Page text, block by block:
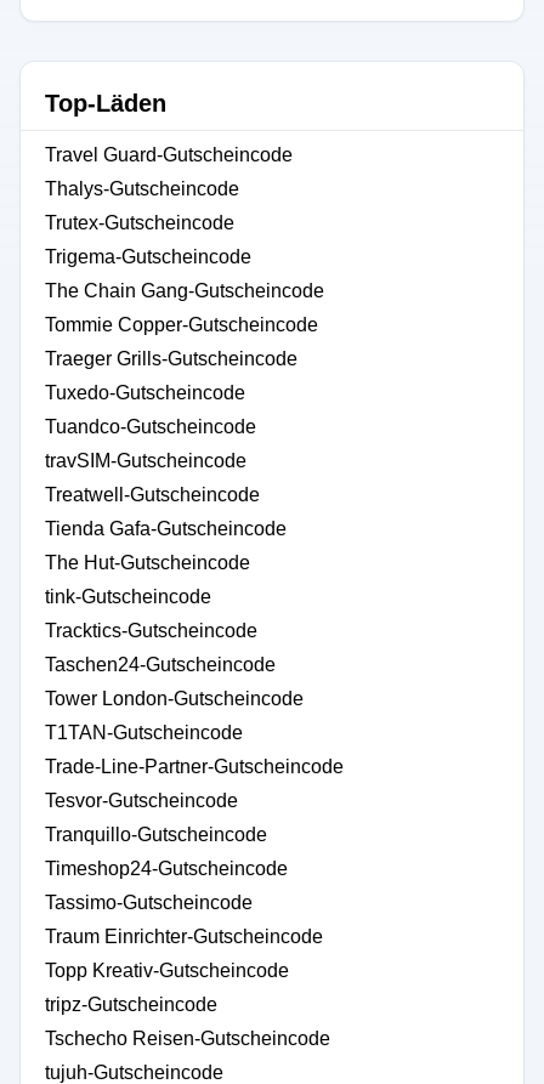
Top-Läden
Travel Guard-Gutscheincode
Thalys-Gutscheincode
Trutex-Gutscheincode
Trigema-Gutscheincode
The Chain Gang-Gutscheincode
Tommie Copper-Gutscheincode
Traeger Grills-Gutscheincode
Tuxedo-Gutscheincode
Tuandco-Gutscheincode
travSIM-Gutscheincode
Treatwell-Gutscheincode
Tienda Gafa-Gutscheincode
The Hut-Gutscheincode
tink-Gutscheincode
Tracktics-Gutscheincode
Taschen24-Gutscheincode
Tower London-Gutscheincode
T1TAN-Gutscheincode
Trade-Line-Partner-Gutscheincode
Tesvor-Gutscheincode
Tranquillo-Gutscheincode
Timeshop24-Gutscheincode
Tassimo-Gutscheincode
Traum Einrichter-Gutscheincode
Topp Kreativ-Gutscheincode
tripz-Gutscheincode
Tschecho Reisen-Gutscheincode
tujuh-Gutscheincode